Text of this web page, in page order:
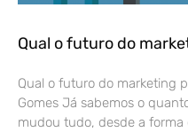
Qual o futuro do
Qual o futuro do marketing
Gomes Já sabemos o
mudou tudo, desde a forma